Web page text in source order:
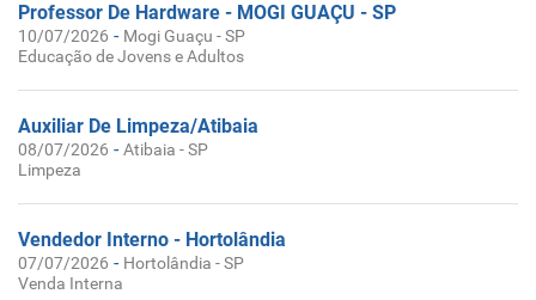
Professor De Hardware - MOGI GUAÇU - SP
10/07/2026 - Mogi Guaçu - SP
Educação de Jovens e Adultos
Auxiliar De Limpeza/Atibaia
08/07/2026 -Atibaia - SP
Limpeza
Vendedor Interno - Hortolândia
07/07/2026 - Hortolândia - SP
Venda Interna